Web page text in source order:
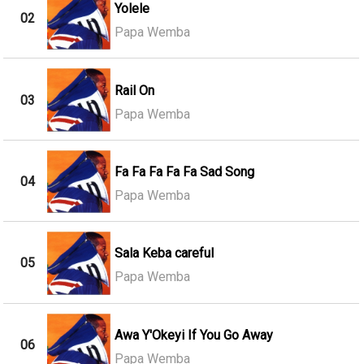
02
Yolele
Papa Wemba
03
Rail On
Papa Wemba
04
Fa Fa Fa Fa Fa Sad Song
Papa Wemba
05
Sala Keba careful
Papa Wemba
06
Awa Y'Okeyi If You Go Away
Papa Wemba